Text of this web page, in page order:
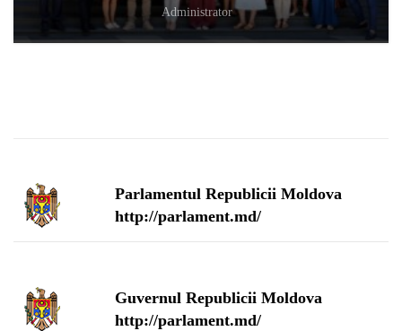
Administrator
Parlamentul Republicii Moldova
http://parlament.md/
Guvernul Republicii Moldova
http://parlament.md/